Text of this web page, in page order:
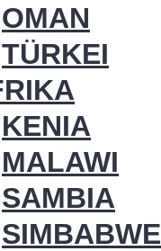
OMAN
TÜRKEI
KENIA
MALAWI
SAMBIA
SIMBABWE